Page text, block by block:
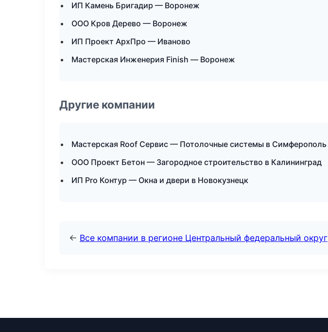
ИП Камень Бригадир — Воронеж
ООО Кров Дерево — Воронеж
ИП Проект АрхПро — Иваново
Мастерская Инженерия Finish — Воронеж
Другие компании
Мастерская Roof Сервис — Потолочные системы в Симферополь
ООО Проект Бетон — Загородное строительство в Калининград
ИП Pro Контур — Окна и двери в Новокузнецк
← Все компании в регионе Центральный федеральный округ